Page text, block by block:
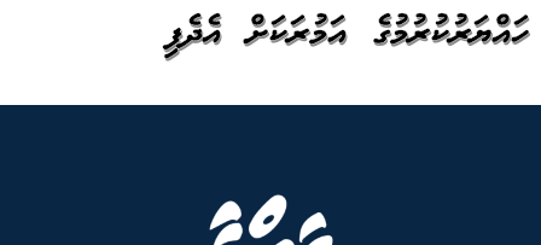
ހައްޔަރުކުރުމުގެ އަމުރަކަށް އެދެފި